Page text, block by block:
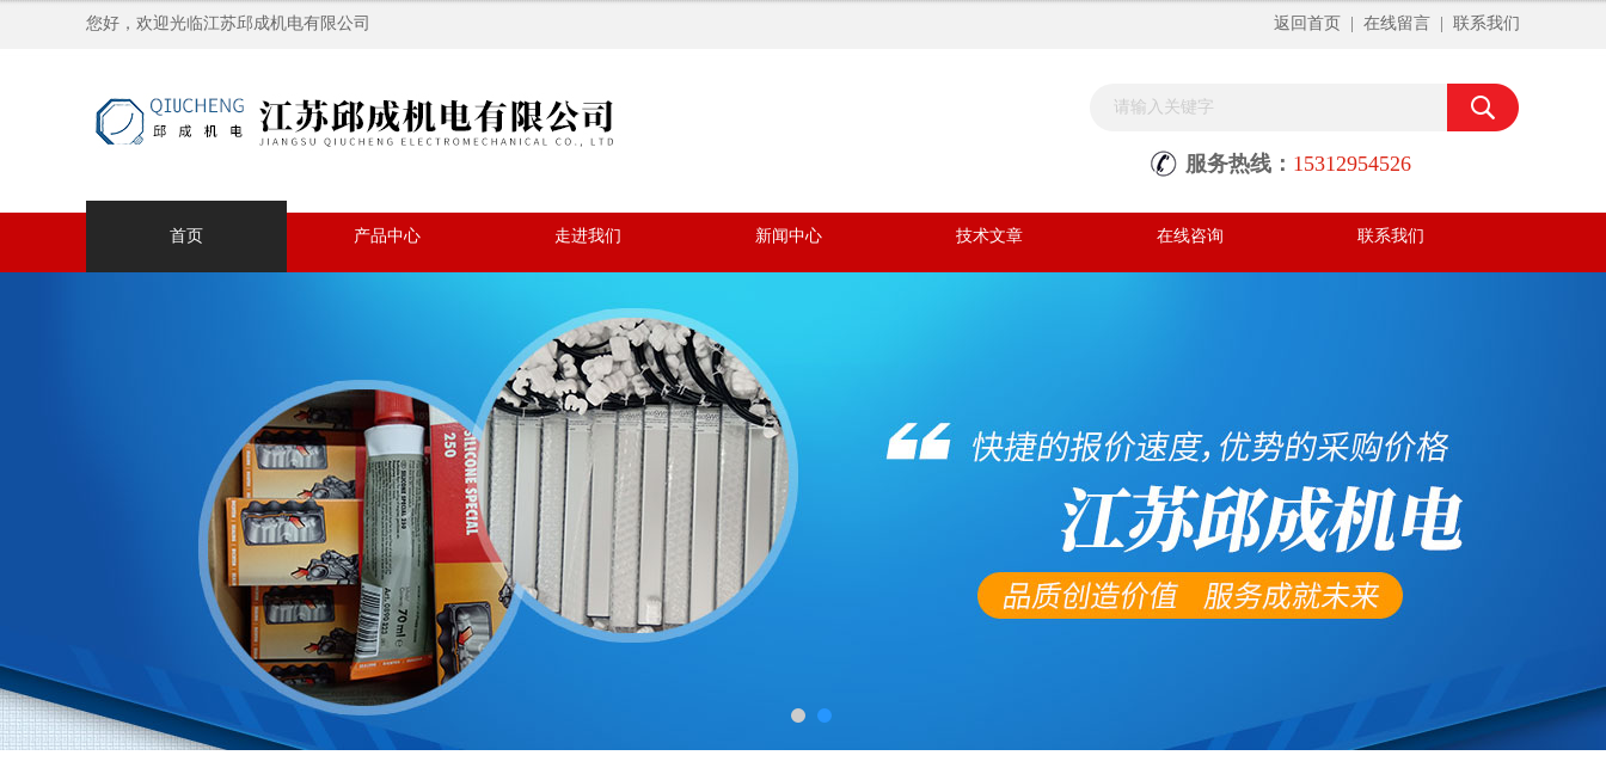
您好，欢迎光临江苏邱成机电有限公司 返回首页 在线留言 联系我们
服务热线： 15312954526
首页 产品中心 走进我们 新闻中心 技术文章 在线咨询 联系我们